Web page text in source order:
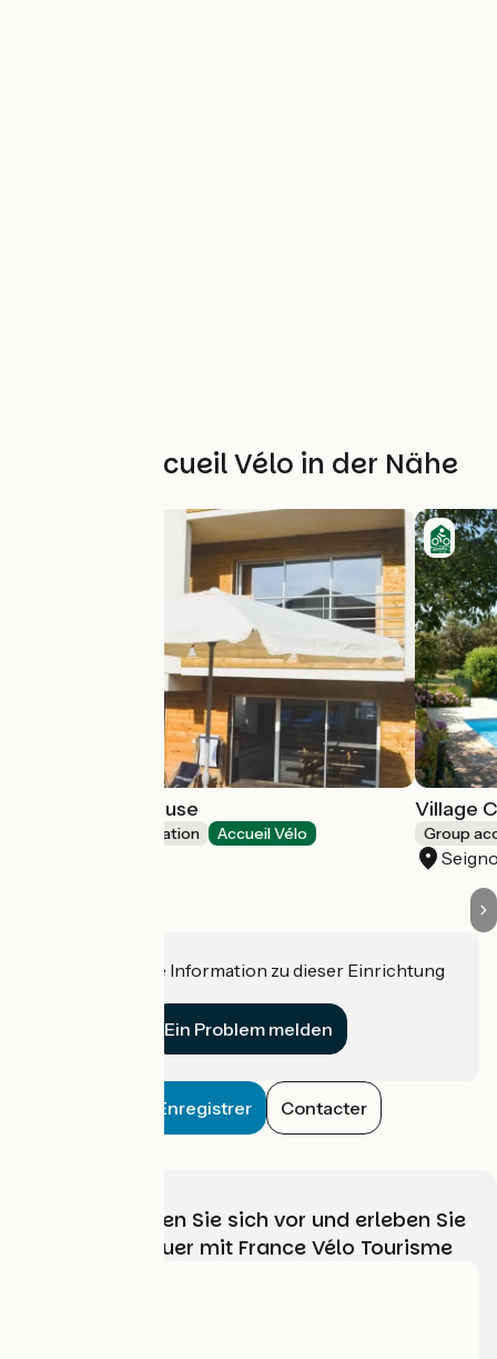
Weitere Accueil Vélo in der Nähe
Bodygo Surf House
Group accommodation Accueil Vélo
Village
Group
Haben Sie eine Information zu dieser Einrichtung
Ein Problem melden
Enregistrer Contacter
Wählen, bereiten Sie sich vor und erleben Sie
Ihr Radabenteuer mit France Vélo Tourisme